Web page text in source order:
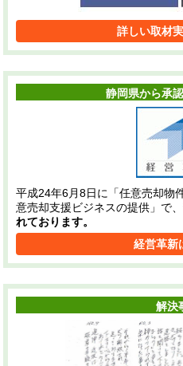
詳しい取材
静岡県から承
平成24年6月8日に「任意売却物
意売却支援ビジネスの提供」で、
れております。
経営革新
解決